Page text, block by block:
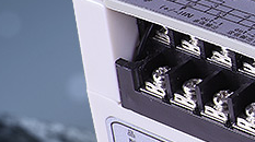
瓶盖垫片双张检测仪